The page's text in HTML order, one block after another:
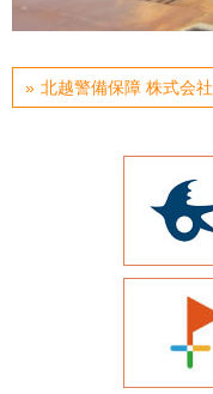
運営会社について
北越警備保障 株式会社